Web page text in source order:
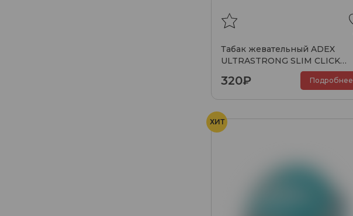
Табак жевательный ADEX
ULTRASTRONG SLIM CLICK
320₽ Подробнее
ХИТ